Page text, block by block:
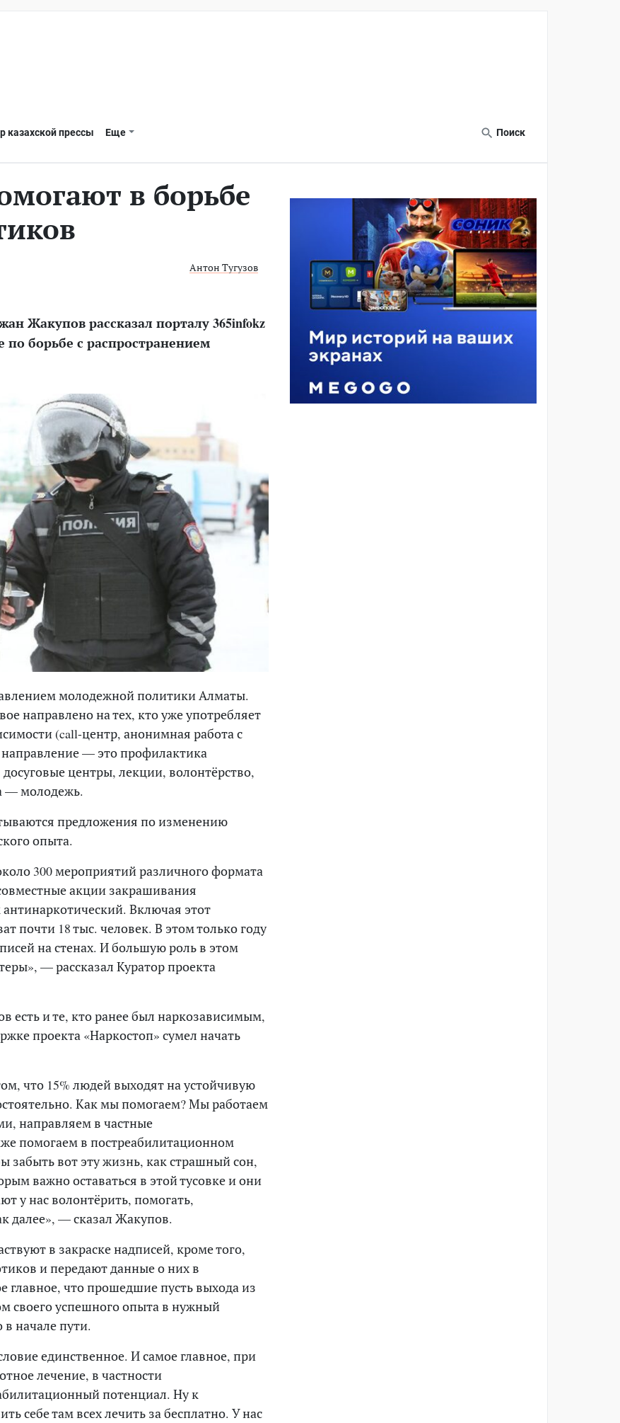
казахской прессы Еще Поиск
в борьбе
Антон Тугузов
Жакупов рассказал порталу 365infokz
борьбе с распространением
молодежной политики Алматы.
направлено на тех, кто уже употребляет
(call-центр, анонимная работа с
— это профилактика
центры, лекции, волонтёрство,
— молодежь.
предложения по изменению
опыта.
300 мероприятий различного формата
акции закрашивания
Включая этот
почти 18 тыс. человек. В этом только году
на стенах. И большую роль в этом
— рассказал Куратор проекта
есть и те, кто ранее был наркозависимым,
проекта «Наркостоп» сумел начать
что 15% людей выходят на устойчивую
Как мы помогаем? Мы работаем
направляем в частные
помогаем в постреабилитационном
забыть вот эту жизнь, как страшный сон,
важно оставаться в этой тусовке и они
у нас волонтёрить, помогать,
далее», — сказал Жакупов.
в закраске надписей, кроме того,
и передают данные о них в
главное, что прошедшие пусть выхода из
своего успешного опыта в нужный
начале пути.
единственное. И самое главное, при
лечение, в частности
потенциал. Ну к
себе там всех лечить за бесплатно. У нас